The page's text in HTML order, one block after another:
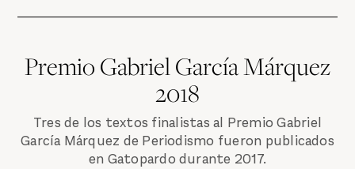
Premio Gabriel García Márquez
2018
Tres de los textos finalistas al Premio Gabriel
García Márquez de Periodismo fueron publicados
en Gatopardo durante 2017.